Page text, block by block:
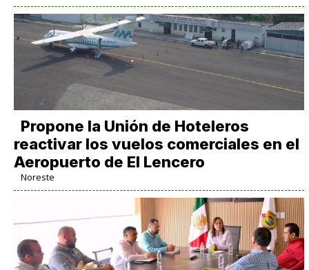
Propone la Unión de Hoteleros
reactivar los vuelos comerciales en el
Aeropuerto de El Lencero
Noreste